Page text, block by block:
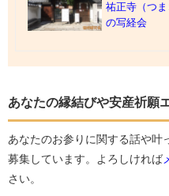
祐正寺（つ
の写経会
あなたの縁結びや安産祈願
あなたのお参りに関する話や叶
募集しています。よろしければ
さい。